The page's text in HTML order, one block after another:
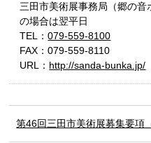
三田市美術展事務局（郷の
の場合は翌平日
TEL：079-559-8100
FAX：079-559-8110
URL： http://sanda-bunka.jp/
第46回三田市美術展募集要項